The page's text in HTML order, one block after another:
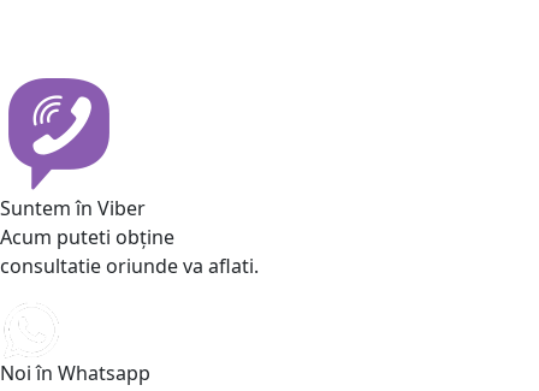
Suntem în Viber
Acum puteti obține
consultatie oriunde va aflati.
Noi în Whatsapp